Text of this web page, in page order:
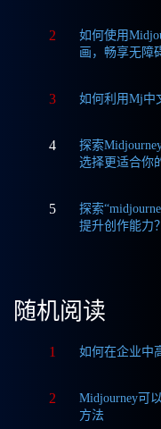
2
如何使用
画，畅享无障
3 如何利用Mj中
4
探索
选择更适合你
5
探索
提升创作能力？
随机阅读
1 如何在企业中
2
Midjourney可
方法